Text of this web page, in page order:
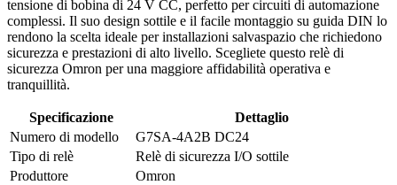
tensione di bobina di 24 V CC, perfetto per circuiti di automazione
complessi. Il suo design sottile e il facile montaggio su guida DIN lo
rendono la scelta ideale per installazioni salvaspazio che richiedono
sicurezza e prestazioni di alto livello. Scegliete questo relè di
sicurezza Omron per una maggiore affidabilità operativa e
tranquillità.
Specificazione
Dettaglio
Numero di modello
G7SA-4A2B DC24
Tipo di relè
Relè di sicurezza I/O sottile
Produttore
Omron